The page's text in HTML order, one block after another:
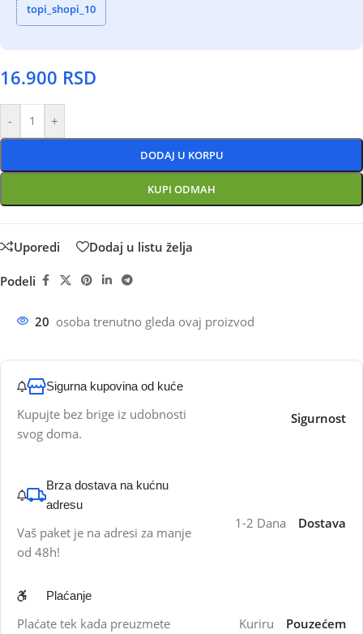
topi_shopi_10
16.900 RSD
- +
DODAJ U KORPU
KUPI ODMAH
Uporedi Dodaj u listu želja
Podeli
20 osoba trenutno gleda ovaj proizvod
Sigurna kupovina od kuće
Kupujte bez brige iz udobnosti
svog doma.
Sigurnost
Brza dostava na kućnu
adresu
Vaš paket je na adresi za manje
od 48h!
1-2 Dana Dostava
Plaćanje
Plaćate tek kada preuzmete
Kuriru Pouzećem